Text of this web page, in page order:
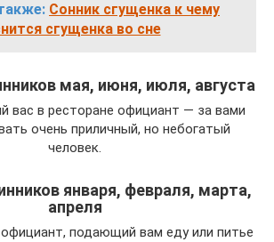
Сонник сгущенка к чему
сгущенка во сне
мая, июня, июля, августа
вас в ресторане официант — за вами
очень приличный, но небогатый
человек.
января, февраля, марта,
апреля
подающий вам еду или питье